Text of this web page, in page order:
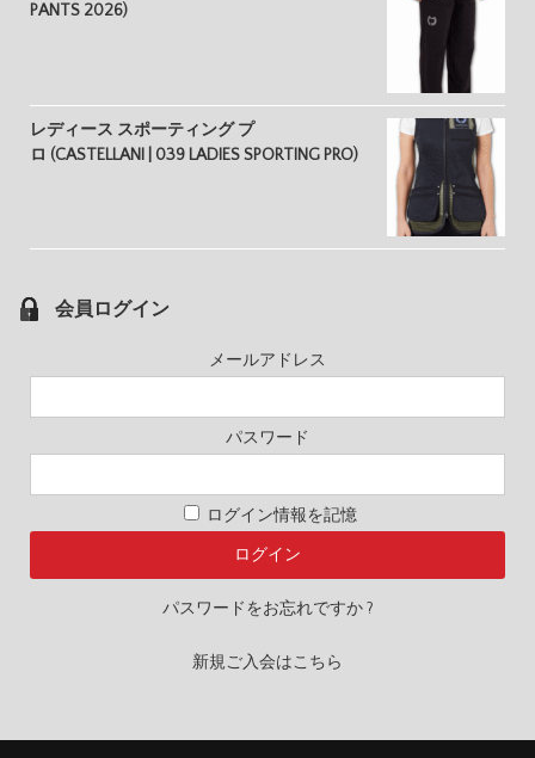
PANTS 2026)
レディース スポーティング プ
ロ (CASTELLANI | 039 LADIES SPORTING PRO)
会員ログイン
メールアドレス
パスワード
ログイン情報を記憶
パスワードをお忘れですか ?
新規ご入会はこちら